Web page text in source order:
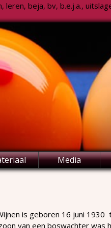
beja, bv, b.e.j.a.,
Media
is geboren 16 juni
van een boswachter